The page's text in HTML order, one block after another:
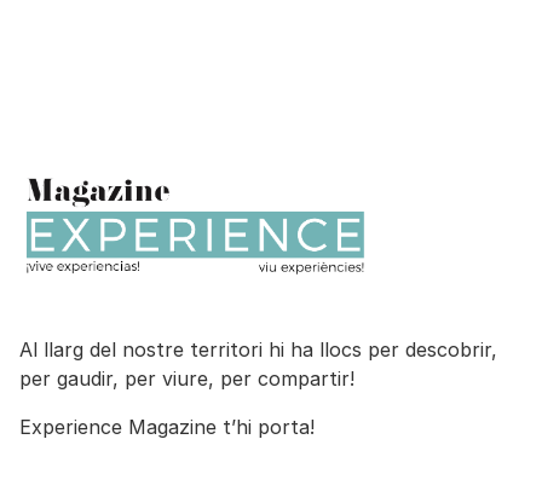
Al llarg del nostre territori hi ha llocs per descobrir,
per gaudir, per viure, per compartir!
Experience Magazine t’hi porta!